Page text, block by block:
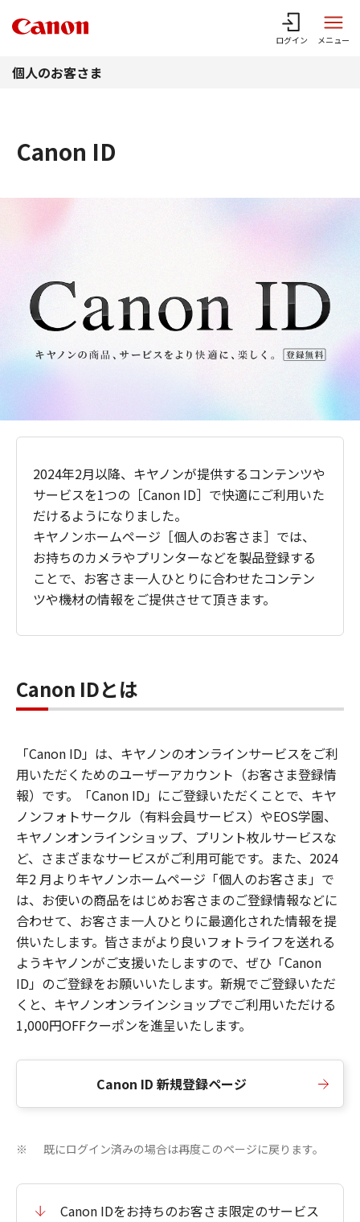
ログイン メニュー
個人のお客さま
Canon ID
2024年2月以降、キヤノンが提供するコンテンツや
サービスを1つの［Canon ID］で快適にご利用いた
だけるようになりました。
キヤノンホームページ［個人のお客さま］では、
お持ちのカメラやプリンターなどを製品登録する
ことで、お客さま一人ひとりに合わせたコンテン
ツや機材の情報をご提供させて頂きます。
Canon IDとは
「Canon ID」は、キヤノンのオンラインサービスをご利
用いただくためのユーザーアカウント（お客さま登録情
報）です。「Canon ID」にご登録いただくことで、キヤ
ノンフォトサークル（有料会員サービス）やEOS学園、
キヤノンオンラインショップ、プリント枚ルサービスな
ど、さまざまなサービスがご利用可能です。また、2024
年2 月よりキヤノンホームページ「個人のお客さま」で
は、お使いの商品をはじめお客さまのご登録情報などに
合わせて、お客さま一人ひとりに最適化された情報を提
供いたします。皆さまがより良いフォトライフを送れる
ようキヤノンがご支援いたしますので、ぜひ「Canon
ID」のご登録をお願いいたします。新規でご登録いただ
くと、キヤノンオンラインショップでご利用いただける
1,000円OFFクーポンを進呈いたします。
Canon ID 新規登録ページ
※ 既にログイン済みの場合は再度このページに戻ります。
Canon IDをお持ちのお客さま限定のサービス